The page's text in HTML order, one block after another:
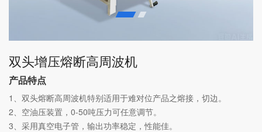
双头增压熔断高周波机
产品特点
1、双头熔断高周波机特别适用于难对位产品之熔接，切边。
2、空油压装置，0-50吨压力可任意调节。
3、采用真空电子管，输出功率稳定，性能佳。